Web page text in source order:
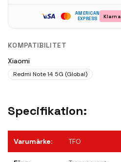
AMERICAN
EXPRESS
Klarna
KOMPATIBILITET
Xiaomi
Redmi Note 14 5G (Global)
Specifikation:
Varumärke: TFO